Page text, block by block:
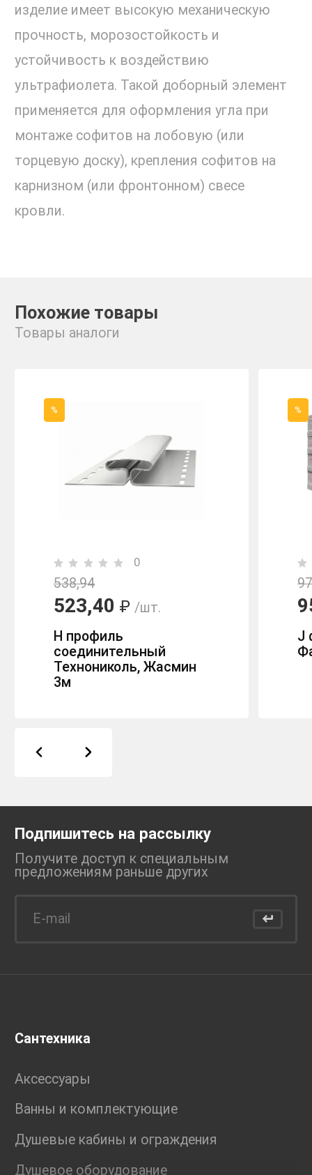
изделие имеет высокую механическую
прочность, морозостойкость и
устойчивость к воздействию
ультрафиолета. Такой доборный элемент
применяется для оформления угла при
монтаже софитов на лобовую (или
торцевую доску), крепления софитов на
карнизном (или фронтонном) свесе
кровли.
Похожие товары
Товары аналоги
%
0
538,94
523,40 ₽ /шт.
Н профиль
соединительный
Технониколь, Жасмин
3м
%
J
Подпишитесь на рассылку
Получите доступ к специальным
предложениям раньше других
Сантехника
Аксессуары
Ванны и комплектующие
Душевые кабины и ограждения
Душевое оборудование